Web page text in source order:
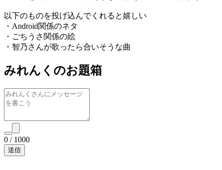
以下のものを投げ込んでくれると嬉しい
・Android関係のネタ
・ごちうさ関係の絵
・智乃さんが歌ったら合いそうな曲
みれんくのお題箱
0 / 1000